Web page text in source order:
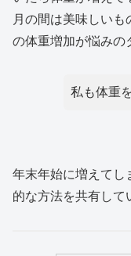
月の間は美味しい
の体重増加が悩みの
私も体重
年末年始に増えてし
的な方法を共有して